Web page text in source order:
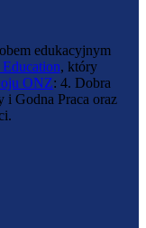
edukacyjnym
, który
ONZ: 4. Dobra
i Godna Praca oraz